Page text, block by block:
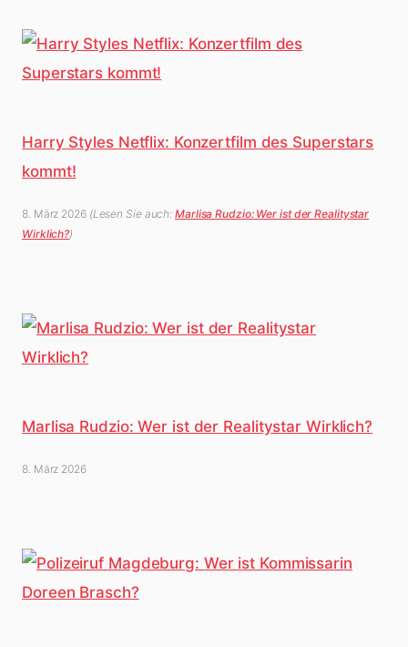
Harry Styles Netflix: Konzertfilm des Superstars
kommt!
8. März 2026 (Lesen Sie auch:Marlisa Rudzio: Wer ist der Realitystar
Wirklich?)
Marlisa Rudzio: Wer ist der Realitystar Wirklich?
8. März 2026